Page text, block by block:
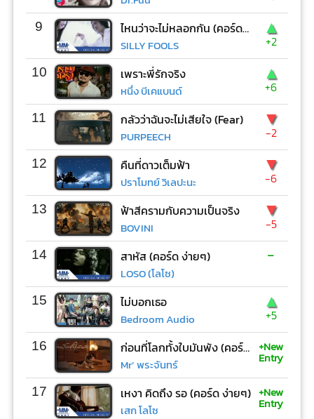
9 ไหนว่าจะไม่หลอกกัน (คอร์ด ง่ายๆ)
SILLY FOOLS
▲
+2
10 เพราะพี่รักจริง
หนึ่ง บีเคแบนด์
▲
+6
11 กลัวว่าฉันจะไม่เสียใจ (Fear)
PURPEECH
▼
-2
12 คืนที่ดาวเต็มฟ้า
ปราโมทย์ วิเลปะนะ
▼
-6
13 ฟ้าสีครามกับความเป็นจริง
BOVINI
▼
-5
14 สาหัส (คอร์ด ง่ายๆ)
LOSO (โลโซ)
-
15 ไม่บอกเธอ
Bedroom Audio
▲
+5
16 ก่อนที่โลกทั้งใบมันพัง (คอร์ด ง่ายๆ)
Mr’ พระจันทร์
+New
Entry
17 เหงา คิดถึง รอ (คอร์ด ง่ายๆ)
เสก โลโซ
+New
Entry